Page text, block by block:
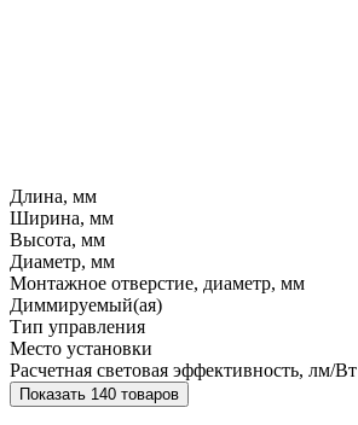
Длина, мм
Ширина, мм
Высота, мм
Диаметр, мм
Монтажное отверстие, диаметр, мм
Диммируемый(ая)
Тип управления
Место установки
Расчетная световая эффективность, лм/Вт
Показать 140 товаров